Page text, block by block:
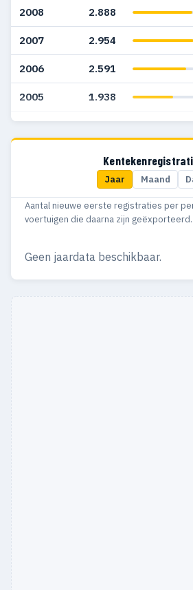
2008 2.888
2007 2.954
2006 2.591
2005 1.938
2004 77
152
2001 124
1998 61
Jaar Maand
Aantal nieuwe eerste registraties per
voertuigen die daarna zijn geëxporteerd.
Geen jaardata beschikbaar.